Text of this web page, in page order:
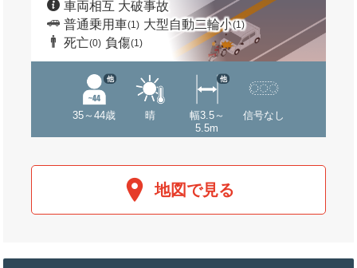
車両相互 大破事故
普通乗用車(1) 大型自動二輪小(1)
死亡(0) 負傷(1)
35～44歳
他
晴
幅3.5～
5.5m
他
信号なし
地図で見る